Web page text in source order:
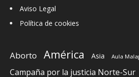
Aviso Legal
Política de cookies
Aborto América Asia Aula
Campaña por la justicia Norte-Sur